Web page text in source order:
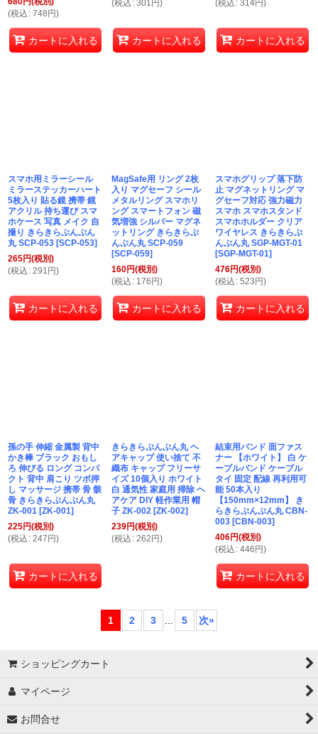
(税込 : 748 円)
カートに入れる
(税込 : 301 円)
カートに入れる
(税込 : 314円)
カートに入れる
スマホ用ミラーシール
ミラーステッカーハート
5枚入り 貼る鏡 携帯 鏡
アクリル 持ち運び スマ
ホケース 写真 メイク 自
撮り きらきらぷんぷん
丸 SCP-053 [SCP-053]
265円(税別)
(税込 : 291 円)
カートに入れる
MagSafe用 リング 2枚
入り マグセーフ シール
メタルリング スマホリ
ング スマートフォン 磁
気増強 シルバー マグネ
ットリング きらきらぷ
んぷん丸 SCP-059
[SCP-059]
160円(税別)
(税込 : 176 円)
カートに入れる
スマホグリップ 落下防
止 マグネットリング マ
グセーフ対応 強力磁力
スマホ スマホスタンド
スマホホルダー クリア
ワイヤレス きらきらぷ
んぷん丸 SGP-MGT-01
[SGP-MGT-01]
476円(税別)
(税込 : 523 円)
カートに入れる
孫の手 伸縮 金属製 背中
かき棒 ブラック おもし
ろ 伸びる ロング コンパ
クト 背中 肩こり ツボ押
し マッサージ 携帯 骨 骸
骨 きらきらぷんぷん丸
ZK-001 [ZK-001]
225円(税別)
(税込 : 247 円)
カートに入れる
きらきらぷんぷん丸 ヘ
アキャップ 使い捨て 不
織布 キャップ フリーサ
イズ 10個入り ホワイト
白 通気性 家庭用 掃除 ヘ
アケア DIY 軽作業用 帽
子 ZK-002 [ZK-002]
239円(税別)
(税込 : 262 円)
結束用バンド 面ファス
ナー 【ホワイト】 白 ケ
ーブルバンド ケーブル
タイ 固定 配線 再利用可
能 50本入り
【150mm×12mm】 き
らきらぷんぷん丸 CBN-
003 [CBN-003]
406円(税別)
(税込 : 446 円)
カートに入れる
1 2 3 5 次»
ショッピングカート
マイページ
お問合せ